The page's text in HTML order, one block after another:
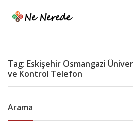
Tag: Eskişehir Osmangazi
ve Kontrol Telefon
Arama